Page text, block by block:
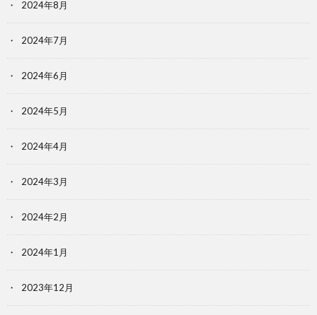
2024年8月
2024年7月
2024年6月
2024年5月
2024年4月
2024年3月
2024年2月
2024年1月
2023年12月